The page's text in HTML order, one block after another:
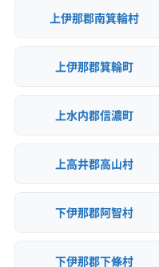
上伊那郡南箕輪村
上伊那郡箕輪町
上水内郡信濃町
上高井郡高山村
下伊那郡阿智村
下伊那郡下條村